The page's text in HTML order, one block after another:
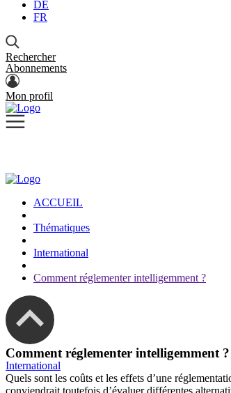
DE
FR
Rechercher
Abonnements
Mon profil
ACCUEIL
Thématiques
International
Comment réglementer intelligemment ?
Comment réglementer intelligemment ?
International
Quels sont les coûts et les effets d’une
conviendrait toutefois d’évaluer différentes